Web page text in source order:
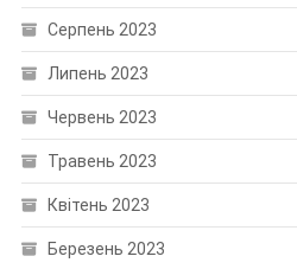
Серпень 2023
Липень 2023
Червень 2023
Травень 2023
Квітень 2023
Березень 2023